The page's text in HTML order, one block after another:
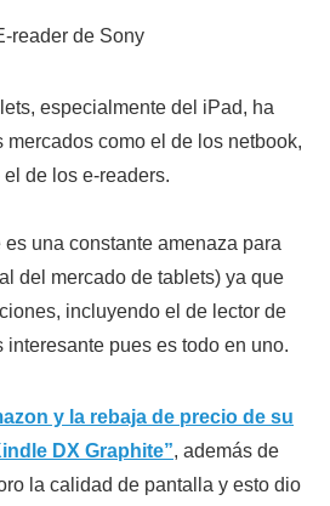
especialmente del iPad, ha
como el de los netbook,
de los e-readers.
una constante amenaza para
del mercado de tablets) ya que
incluyendo el de lector de
interesante pues es todo en uno.
y la rebaja de precio de su
DX Graphite”, además de
la calidad de pantalla y esto dio